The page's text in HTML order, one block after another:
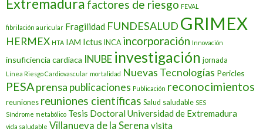
Extremadura factores de riesgo FEVAL
fibrilación auricular Fragilidad FUNDESALUD GRIMEX
HERMEX HTA IAM Ictus INCA incorporación Innovación
insuficiencia cardiaca INUBE investigación jornada
Línea Riesgo Cardiovascular mortalidad Nuevas Tecnologías Pericles
PESAprensa publicaciones Publicación reconocimientos
reuniones reuniones científicas Salud saludable SES
Síndrome metabólico Tesis Doctoral Universidad de Extremadura
vida saludable Villanueva de la Serena visita